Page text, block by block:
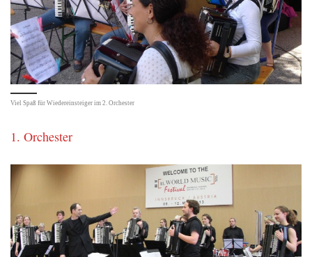
Viel Spaß für Wiedereinsteiger im 2. Orchester
1. Orchester